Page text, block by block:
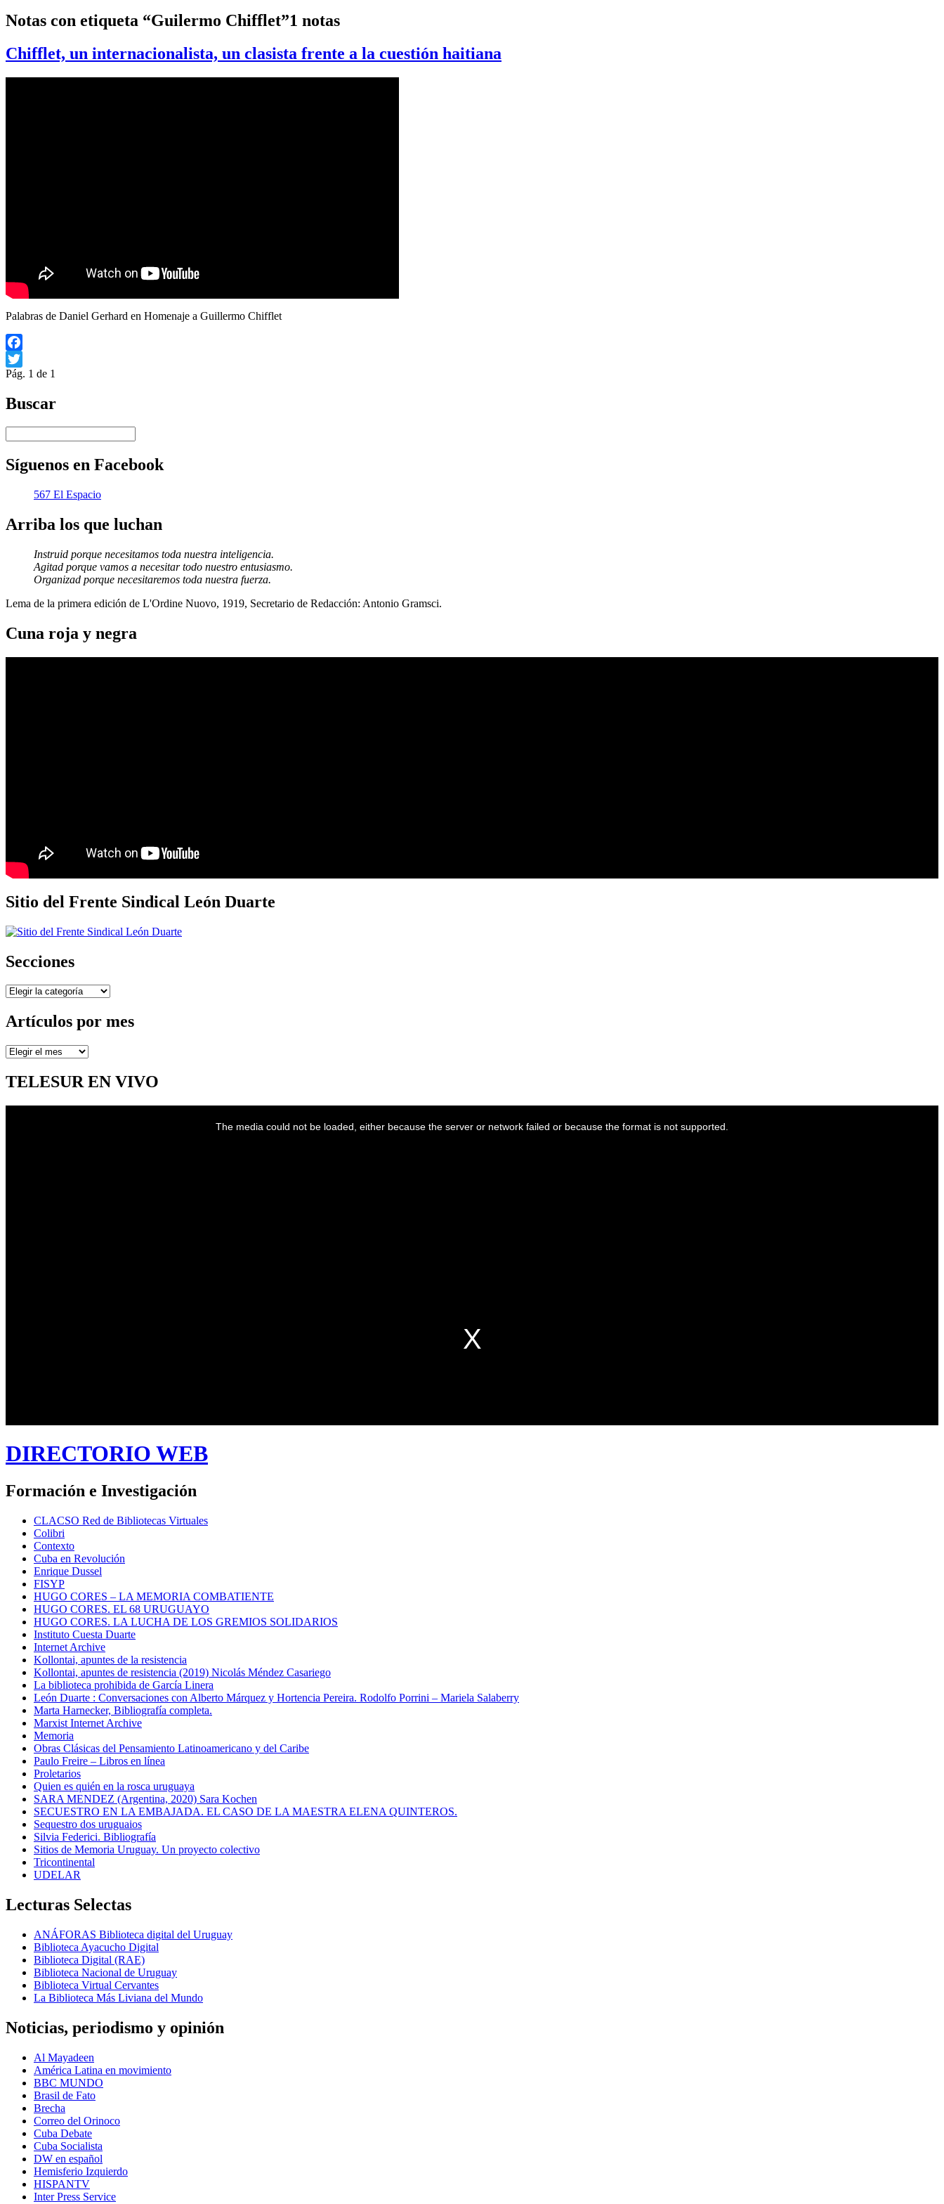
Notas con etiqueta “Guilermo Chifflet”1 notas
Chifflet, un internacionalista, un clasista frente a la cuestión haitiana
Palabras de Daniel Gerhard en Homenaje a Guillermo Chifflet
Facebook
Twitter
Pág. 1 de 1
Buscar
Síguenos en Facebook
567 El Espacio
Arriba los que luchan
Instruid porque necesitamos toda nuestra inteligencia.
Agitad porque vamos a necesitar todo nuestro entusiasmo.
Organizad porque necesitaremos toda nuestra fuerza.
Lema de la primera edición de L'Ordine Nuovo, 1919, Secretario de Redacción: Antonio Gramsci.
Cuna roja y negra
Sitio del Frente Sindical León Duarte
Secciones
Secciones
Artículos por mes
Artículos
mes
TELESUR EN VIVO
DIRECTORIO WEB
Formación e Investigación
CLACSO Red de Bibliotecas Virtuales
Colibri
Contexto
Cuba en Revolución
Enrique Dussel
FISYP
HUGO CORES – LA MEMORIA COMBATIENTE
HUGO CORES. EL 68 URUGUAYO
HUGO CORES. LA LUCHA DE LOS GREMIOS SOLIDARIOS
Instituto Cuesta Duarte
Internet Archive
Kollontai, apuntes de la resistencia
Kollontai, apuntes de resistencia (2019) Nicolás Méndez Casariego
La biblioteca prohibida de García Linera
León Duarte : Conversaciones con Alberto Márquez y Hortencia Pereira. Rodolfo Porrini – Mariela Salaberry
Marta Harnecker, Bibliografía completa.
Marxist Internet Archive
Memoria
Obras Clásicas del Pensamiento Latinoamericano y del Caribe
Paulo Freire – Libros en línea
Proletarios
Quien es quién en la rosca uruguaya
SARA MENDEZ (Argentina, 2020) Sara Kochen
SECUESTRO EN LA EMBAJADA. EL CASO DE LA MAESTRA ELENA QUINTEROS.
Sequestro dos uruguaios
Silvia Federici. Bibliografía
Sitios de Memoria Uruguay. Un proyecto colectivo
Tricontinental
UDELAR
Lecturas Selectas
ANÁFORAS Biblioteca digital del Uruguay
Biblioteca Ayacucho Digital
Biblioteca Digital (RAE)
Biblioteca Nacional de Uruguay
Biblioteca Virtual Cervantes
La Biblioteca Más Liviana del Mundo
Noticias, periodismo y opinión
Al Mayadeen
América Latina en movimiento
BBC MUNDO
Brasil de Fato
Brecha
Correo del Orinoco
Cuba Debate
Cuba Socialista
DW en español
Hemisferio Izquierdo
HISPANTV
Inter Press Service